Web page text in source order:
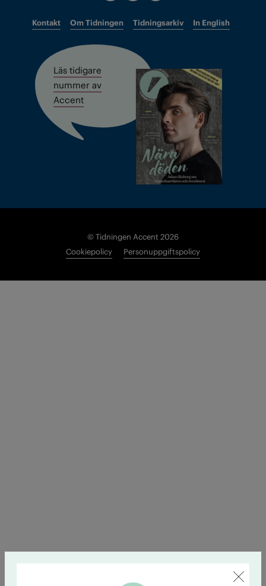
Kontakt Om Tidningen Tidningsarkiv In English
Läs tidigare
nummer av
Accent
© Tidningen Accent 2026
Cookiepolicy
Personuppgiftspolicy